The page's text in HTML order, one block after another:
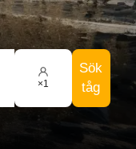
×1
Sök
tåg